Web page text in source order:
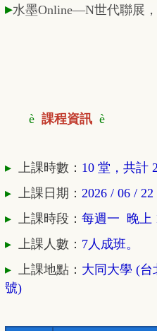
▸水墨Online—N世代聯展
è 課程資訊 è
▸ 上課時數： 10 堂，共計
▸ 上課日期： 2026 / 06 /
▸ 上課時段： 每週一 晚上
▸ 上課人數： 7人成班。
▸ 上課地點： 大同大學 (台
號)